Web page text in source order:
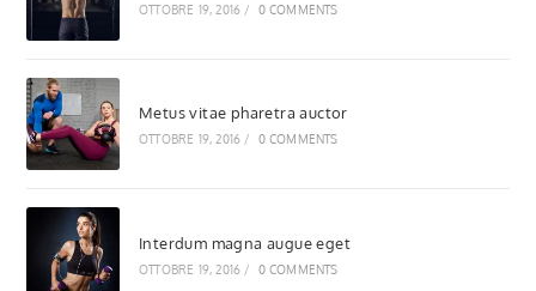
OTTOBRE 19, 2016 / 0 COMMENTS
Metus vitae pharetra auctor
OTTOBRE 19, 2016 / 0 COMMENTS
Interdum magna augue eget
OTTOBRE 19, 2016 / 0 COMMENTS